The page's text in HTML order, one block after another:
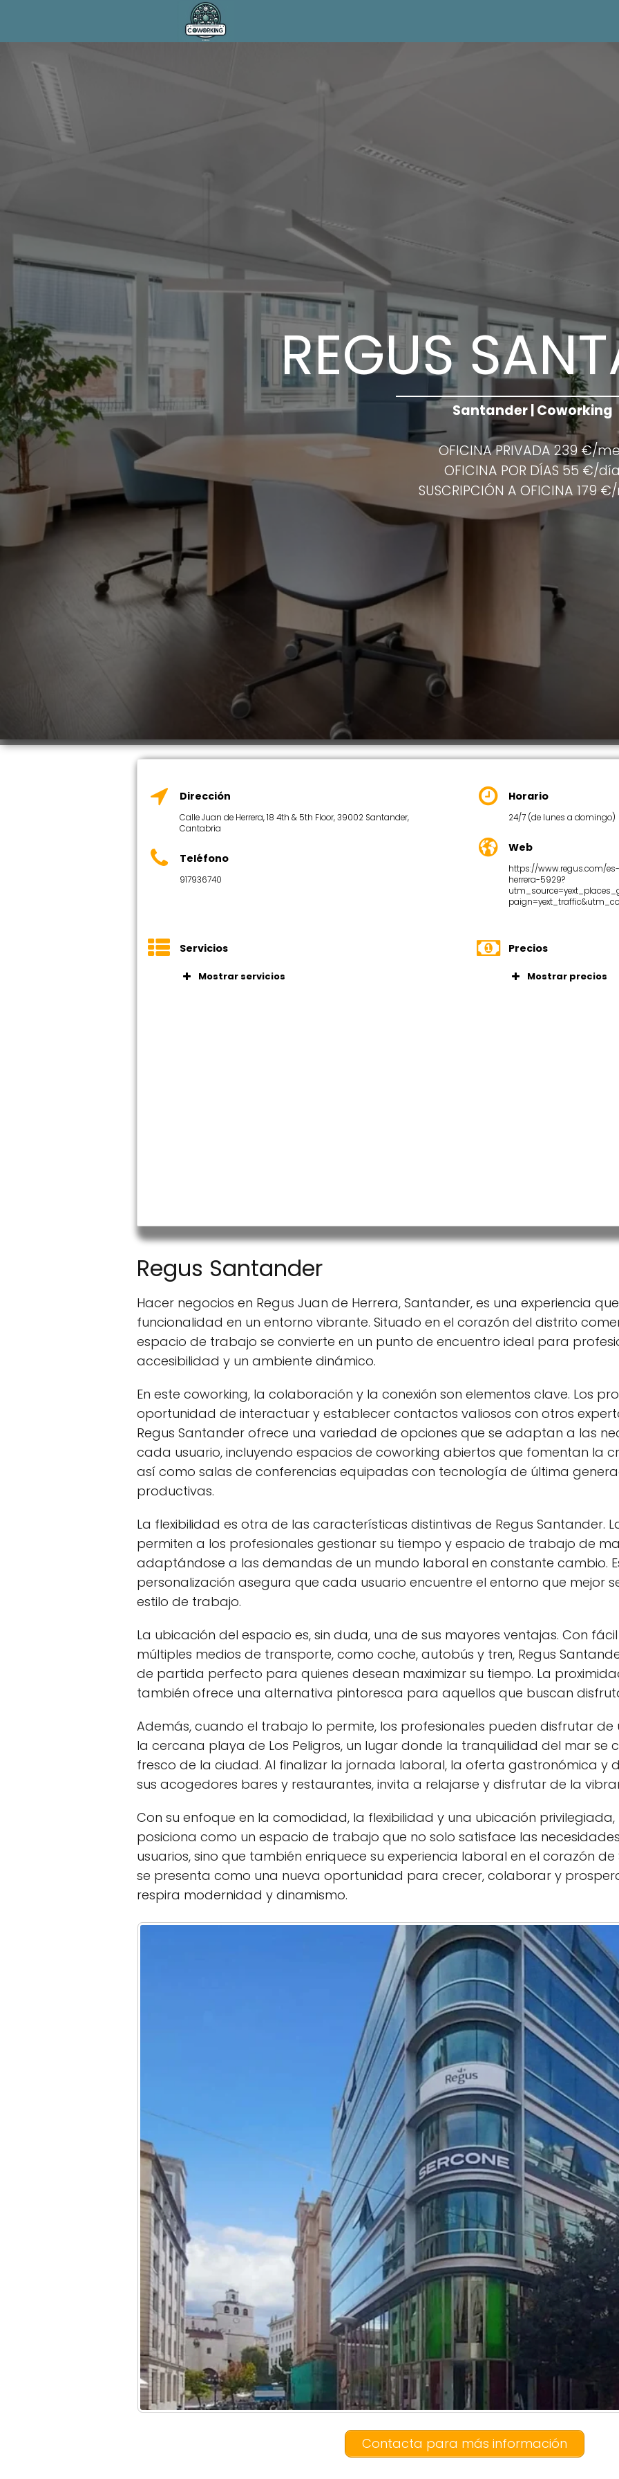
REGUS
Santander | Coworking
OFICINA PRIVADA 239 €/
OFICINA POR DÍAS 55 €/día
SUSCRIPCIÓN A OFICINA 179
Dirección
Calle Juan de Herrera, 18 4th & 5th Floor, 39002 Santander,
Cantabria
Teléfono
917936740
Horario
24/7 (de lunes a domingo)
Web
https://www.regus.com/
herrera-5929?
Servicios
Mostrar servicios
Precios
Mostrar precios
Regus Santander
Hacer negocios en Regus Juan de Herrera, Santander, es una experiencia
funcionalidad en un entorno vibrante. Situado en el corazón del distrito
espacio de trabajo se convierte en un punto de encuentro ideal para
accesibilidad y un ambiente dinámico.
En este coworking, la colaboración y la conexión son elementos clave. Los
oportunidad de interactuar y establecer contactos valiosos con otros
Regus Santander ofrece una variedad de opciones que se adaptan a las
cada usuario, incluyendo espacios de coworking abiertos que fomentan la
así como salas de conferencias equipadas con tecnología de última
productivas.
La flexibilidad es otra de las características distintivas de Regus Santander.
permiten a los profesionales gestionar su tiempo y espacio de trabajo de
adaptándose a las demandas de un mundo laboral en constante cambio.
personalización asegura que cada usuario encuentre el entorno que mejor
estilo de trabajo.
La ubicación del espacio es, sin duda, una de sus mayores ventajas. Con
múltiples medios de transporte, como coche, autobús y tren, Regus
de partida perfecto para quienes desean maximizar su tiempo. La
también ofrece una alternativa pintoresca para aquellos que buscan
Además, cuando el trabajo lo permite, los profesionales pueden disfrutar de
la cercana playa de Los Peligros, un lugar donde la tranquilidad del mar se
fresco de la ciudad. Al finalizar la jornada laboral, la oferta gastronómica y
sus acogedores bares y restaurantes, invita a relajarse y disfrutar de la
Con su enfoque en la comodidad, la flexibilidad y una ubicación privilegiada,
posiciona como un espacio de trabajo que no solo satisface las
usuarios, sino que también enriquece su experiencia laboral en el corazón
se presenta como una nueva oportunidad para crecer, colaborar y
respira modernidad y dinamismo.
Contacta para más información